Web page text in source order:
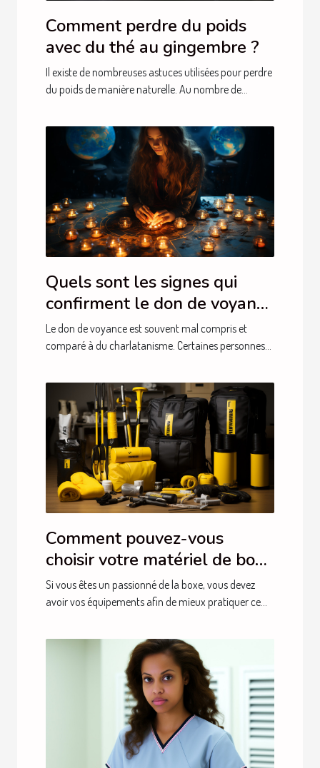
Comment perdre du poids
avec du thé au gingembre ?
Il existe de nombreuses astuces utilisées pour perdre
du poids de manière naturelle. Au nombre de...
Quels sont les signes qui
confirment le don de voyance
?
Le don de voyance est souvent mal compris et
comparé à du charlatanisme. Certaines personnes...
Comment pouvez-vous
choisir votre matériel de boxe
?
Si vous êtes un passionné de la boxe, vous devez
avoir vos équipements afin de mieux pratiquer ce...